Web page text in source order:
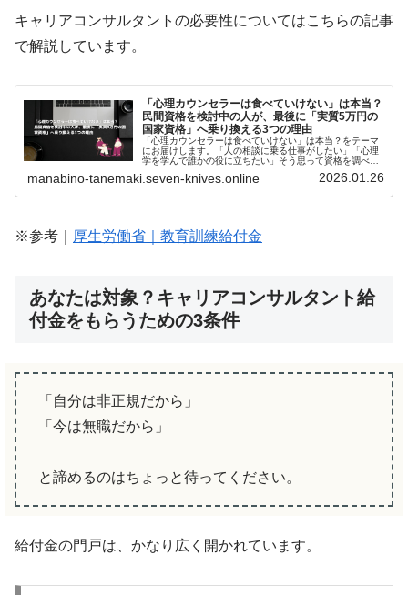
キャリアコンサルタントの必要性についてはこちらの記事
で解説しています。
「心理カウンセラーは食べていけない」は本当？
民間資格を検討中の人が、最後に「実質5万円の
国家資格」へ乗り換える3つの理由
「心理カウンセラーは食べていけない」は本当？をテーマ
にお届けします。「人の相談に乗る仕事がしたい」「心理
学を学んで誰かの役に立ちたい」そう思って資格を調べ始
ーは食べていけない」という厳しい...
manabino-tanemaki.seven-knives.online 2026.01.26
※参考｜ 厚生労働省｜教育訓練給付金
あなたは対象？キャリアコンサルタント給
付金をもらうための3条件
「自分は非正規だから」
「今は無職だから」
と諦めるのはちょっと待ってください。
給付金の門戸は、かなり広く開かれています。